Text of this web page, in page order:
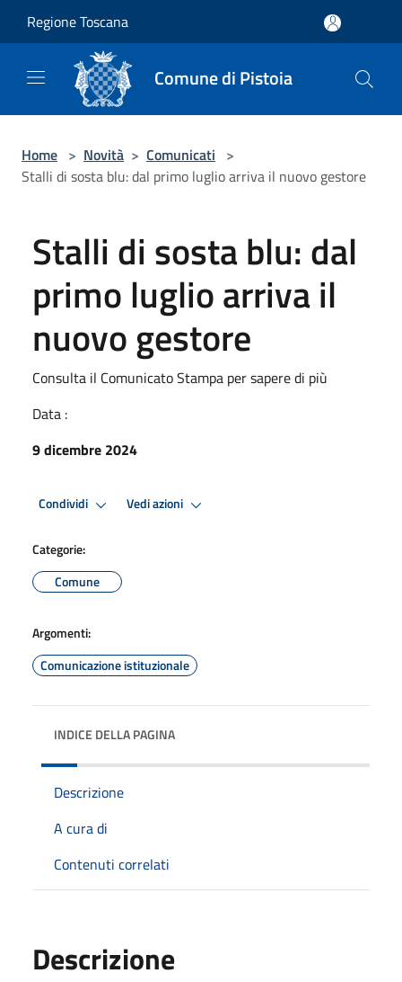
Regione Toscana
Comune di Pistoia
Home > Novità > Comunicati >
Stalli di sosta blu: dal primo luglio arriva il nuovo gestore
Stalli di sosta blu: dal
primo luglio arriva il
nuovo gestore
Consulta il Comunicato Stampa per sapere di più
Data :
9 dicembre 2024
Condividi Vedi azioni
Categorie:
Comune
Argomenti:
Comunicazione istituzionale
INDICE DELLA PAGINA
Descrizione
A cura di
Contenuti correlati
Descrizione